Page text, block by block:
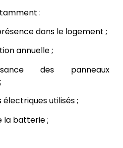
:
dans le logement ;
annuelle ;
des panneaux
utilisés ;
la batterie ;